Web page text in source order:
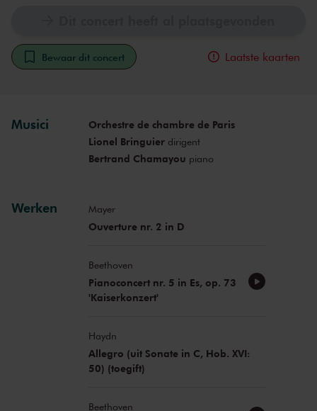
Bewaar dit concert Laatste kaarten
Musici
Orchestre de chambre de Paris
Lionel Bringuierdirigent
Bertrand Chamayou piano
Werken Mayer
Ouverture nr. 2 in D
Beethoven
Pianoconcert nr. 5 in Es, op. 73
'Kaiserkonzert'
Haydn
Allegro (uit Sonate in C, Hob. XVI:
50) (toegift)
Beethoven